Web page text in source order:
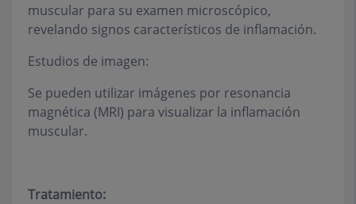
muscular para su examen microscópico,
revelando signos característicos de inflamación.
Estudios de imagen:
Se pueden utilizar imágenes por resonancia
magnética (MRI) para visualizar la inflamación
muscular.
Tratamiento: